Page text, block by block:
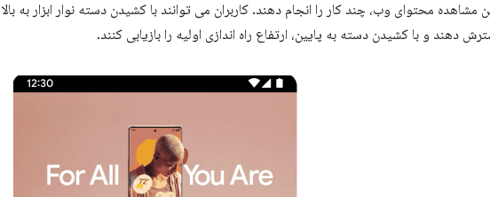
مشاهده محتوای وب، چند کار را انجام دهند. کاربران می توانند با کشیدن دسته نوار ابزار به
دهند و با کشیدن دسته به پایین، ارتفاع راه اندازی اولیه را بازیابی کنند.